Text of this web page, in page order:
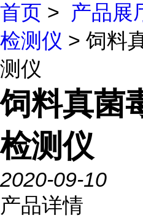
首页 > 产品展
检测仪 > 饲料
测仪
饲料真菌
检测仪
2020-09-10
产品详情